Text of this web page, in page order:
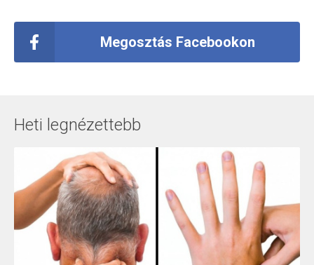
Megosztás Facebookon
Heti legnézettebb